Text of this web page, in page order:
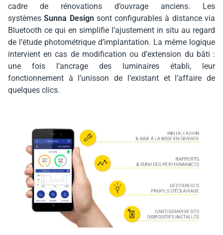
cadre de rénovations d’ouvrage anciens. Les
systèmesSunna Designsont configurables à distance via
Bluetooth ce qui en simplifie l’ajustement in situ au regard
de l’étude photométrique d’implantation. La même logique
intervient en cas de modification ou d’extension du bâti :
une fois l’ancrage des luminaires établi, leur
fonctionnement à l’unisson de l’existant et l’affaire de
quelques clics.